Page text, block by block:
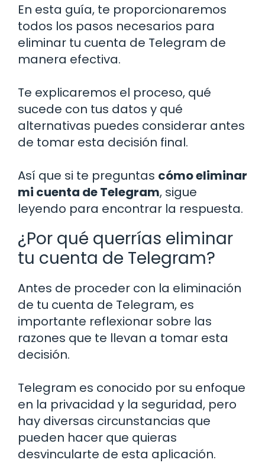
En esta guía, te proporcionaremos
todos los pasos necesarios para
eliminar tu cuenta de Telegram de
manera efectiva.
Te explicaremos el proceso, qué
sucede con tus datos y qué
alternativas puedes considerar antes
de tomar esta decisión final.
Así que si te preguntas cómo eliminar
mi cuenta de Telegram, sigue
leyendo para encontrar la respuesta.
¿Por qué querrías eliminar
tu cuenta de Telegram?
Antes de proceder con la eliminación
de tu cuenta de Telegram, es
importante reflexionar sobre las
razones que te llevan a tomar esta
decisión.
Telegram es conocido por su enfoque
en la privacidad y la seguridad, pero
hay diversas circunstancias que
pueden hacer que quieras
desvincularte de esta aplicación.